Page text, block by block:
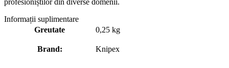
Informații suplimentare
Greutate
0,25 kg
Brand: Knipex